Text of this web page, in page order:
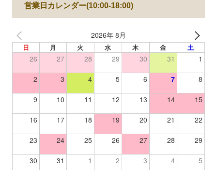
営業日カレンダー(10:00-18:00)
2026年 8月
日 月 火 水 木 金 土
26 27 28 29 30 31 1
2 3 4 5 6 7 8
9 10 11 12 13 14 15
16 17 18 19 20 21 22
23 24 25 26 27 28 29
30 31 1 2 3 4 5